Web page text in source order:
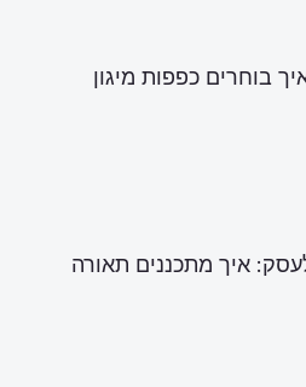
בוחרים כפפות מיגון
איך מתכננים תאורה